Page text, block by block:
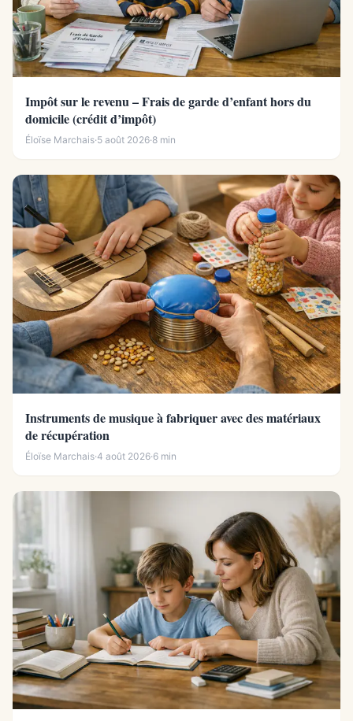
Impôt sur le revenu – Frais de garde d’enfant hors du
domicile (crédit d’impôt)
Éloïse Marchais·5 août 2026·8 min
Instruments de musique à fabriquer avec des matériaux
de récupération
Éloïse Marchais·4 août 2026·6 min